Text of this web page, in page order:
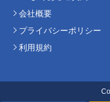
会社概要
プライバシーポリシー
利用規約